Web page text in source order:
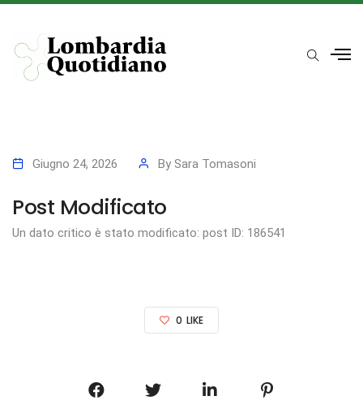
Giugno 24, 2026 By Sara Tomasoni
Post Modificato
Un dato critico è stato modificato: post ID: 186541
0 LIKE